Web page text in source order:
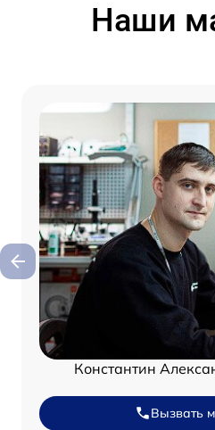
Наши
Константин
Вызвать